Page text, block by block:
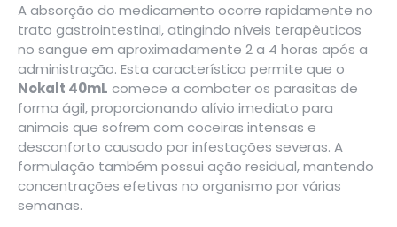
A absorção do medicamento ocorre rapidamente no
trato gastrointestinal, atingindo níveis terapêuticos
no sangue em aproximadamente 2 a 4 horas após a
administração. Esta característica permite que o
Nokalt 40mL comece a combater os parasitas de
forma ágil, proporcionando alívio imediato para
animais que sofrem com coceiras intensas e
desconforto causado por infestações severas. A
formulação também possui ação residual, mantendo
concentrações efetivas no organismo por várias
semanas.